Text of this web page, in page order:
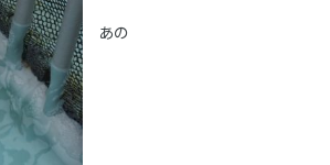
あの